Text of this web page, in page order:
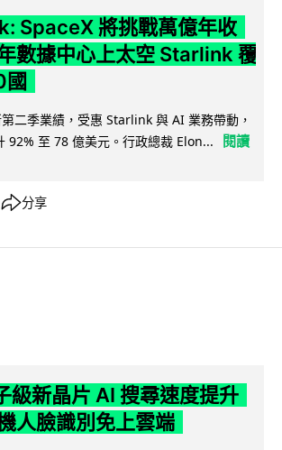
SpaceX 將挑戰萬億年收
數據中心上太空 Starlink 覆
國
二季業績，受惠 Starlink 與 AI 業務帶動，
92% 至 78 億美元。行政總裁 Elon...
閱讀
分享
級新晶片 AI 搜尋速度提升
人臉識別免上雲端